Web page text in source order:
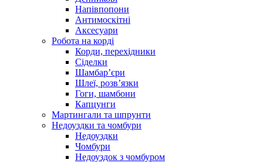
Напівпопони
Антимоскітні
Аксесуари
Робота на корді
Корди, перехідники
Сіделки
Шамбар’єри
Шлеї, розв’язки
Гоги, шамбони
Капцунги
Мартингали та шпрунти
Недоуздки та чомбури
Недоуздки
Чомбури
Недоуздок з чомбуром